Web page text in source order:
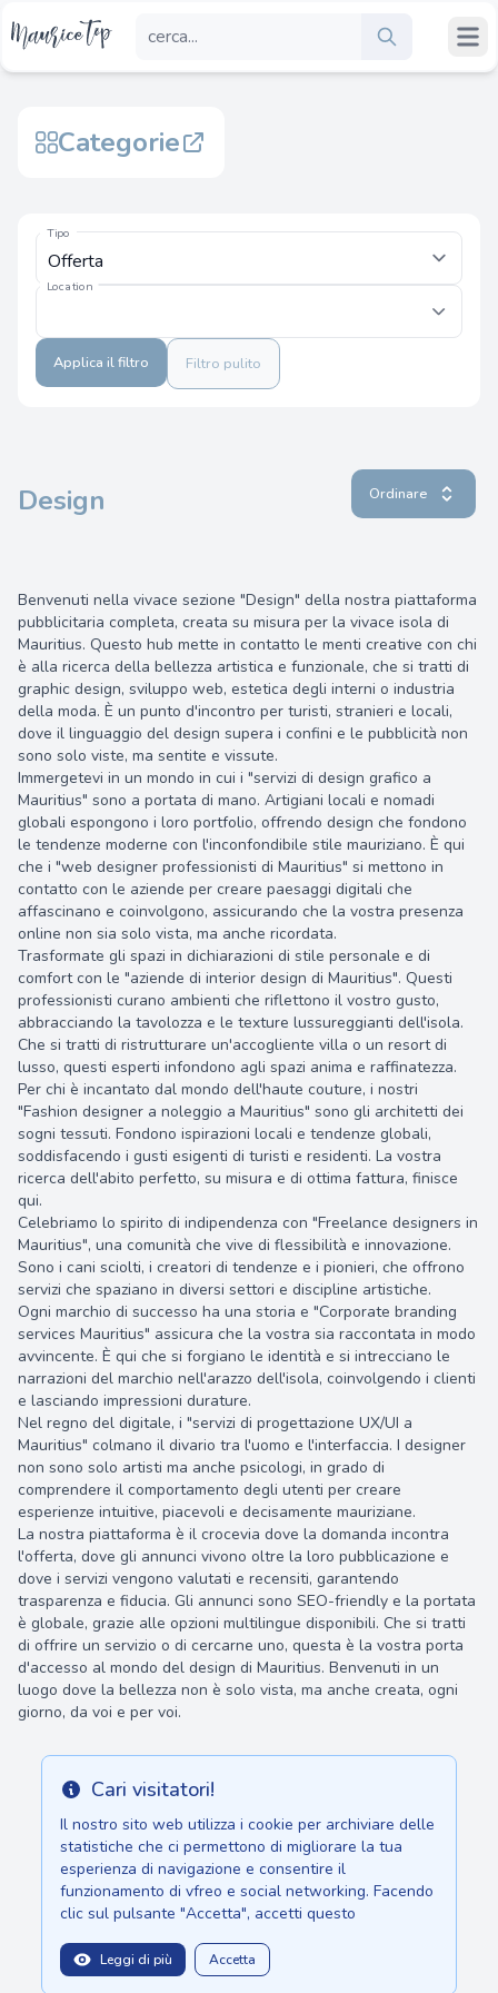
Categorie
Tipo
Location
Applica il filtro Filtro pulito
Design Ordinare
Benvenuti nella vivace sezione "Design" della nostra piattaforma
pubblicitaria completa, creata su misura per la vivace isola di
Mauritius. Questo hub mette in contatto le menti creative con chi
è alla ricerca della bellezza artistica e funzionale, che si tratti di
graphic design, sviluppo web, estetica degli interni o industria
della moda. È un punto d'incontro per turisti, stranieri e locali,
dove il linguaggio del design supera i confini e le pubblicità non
sono solo viste, ma sentite e vissute.
Immergetevi in un mondo in cui i "servizi di design grafico a
Mauritius" sono a portata di mano. Artigiani locali e nomadi
globali espongono i loro portfolio, offrendo design che fondono
le tendenze moderne con l'inconfondibile stile mauriziano. È qui
che i "web designer professionisti di Mauritius" si mettono in
contatto con le aziende per creare paesaggi digitali che
affascinano e coinvolgono, assicurando che la vostra presenza
online non sia solo vista, ma anche ricordata.
Trasformate gli spazi in dichiarazioni di stile personale e di
comfort con le "aziende di interior design di Mauritius". Questi
professionisti curano ambienti che riflettono il vostro gusto,
abbracciando la tavolozza e le texture lussureggianti dell'isola.
Che si tratti di ristrutturare un'accogliente villa o un resort di
lusso, questi esperti infondono agli spazi anima e raffinatezza.
Per chi è incantato dal mondo dell'haute couture, i nostri
"Fashion designer a noleggio a Mauritius" sono gli architetti dei
sogni tessuti. Fondono ispirazioni locali e tendenze globali,
soddisfacendo i gusti esigenti di turisti e residenti. La vostra
ricerca dell'abito perfetto, su misura e di ottima fattura, finisce
qui.
Celebriamo lo spirito di indipendenza con "Freelance designers in
Mauritius", una comunità che vive di flessibilità e innovazione.
Sono i cani sciolti, i creatori di tendenze e i pionieri, che offrono
servizi che spaziano in diversi settori e discipline artistiche.
Ogni marchio di successo ha una storia e "Corporate branding
services Mauritius" assicura che la vostra sia raccontata in modo
avvincente. È qui che si forgiano le identità e si intrecciano le
narrazioni del marchio nell'arazzo dell'isola, coinvolgendo i clienti
e lasciando impressioni durature.
Nel regno del digitale, i "servizi di progettazione UX/UI a
Mauritius" colmano il divario tra l'uomo e l'interfaccia. I designer
non sono solo artisti ma anche psicologi, in grado di
comprendere il comportamento degli utenti per creare
esperienze intuitive, piacevoli e decisamente mauriziane.
La nostra piattaforma è il crocevia dove la domanda incontra
l'offerta, dove gli annunci vivono oltre la loro pubblicazione e
dove i servizi vengono valutati e recensiti, garantendo
trasparenza e fiducia. Gli annunci sono SEO-friendly e la portata
è globale, grazie alle opzioni multilingue disponibili. Che si tratti
di offrire un servizio o di cercarne uno, questa è la vostra porta
d'accesso al mondo del design di Mauritius. Benvenuti in un
luogo dove la bellezza non è solo vista, ma anche creata, ogni
giorno, da voi e per voi.
Info Cari visitatori!
Il nostro sito web utilizza i cookie per archiviare delle
statistiche che ci permettono di migliorare la tua
esperienza di navigazione e consentire il
funzionamento di vfreo e social networking. Facendo
clic sul pulsante "Accetta", accetti questo
Leggi di più Accetta